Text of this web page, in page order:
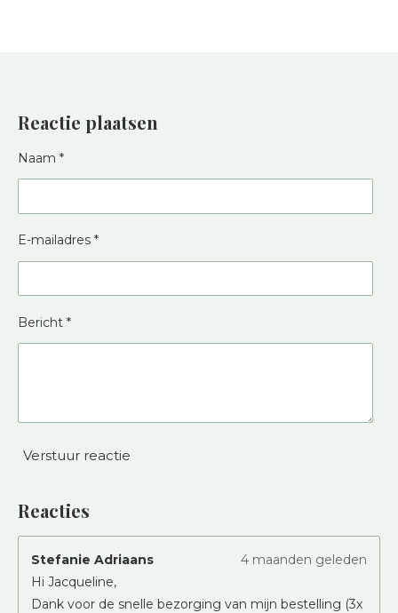
Reactie plaatsen
Naam *
E-mailadres *
Bericht *
Verstuur reactie
Reacties
Stefanie Adriaans
4 maanden geleden
Hi Jacqueline,
Dank voor de snelle bezorging van mijn bestelling (3x